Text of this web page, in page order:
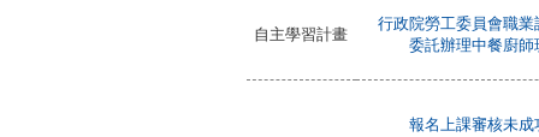
自主學習計畫
行政院勞工委員會職業
委託辦理中餐廚師
報名上課審核未成